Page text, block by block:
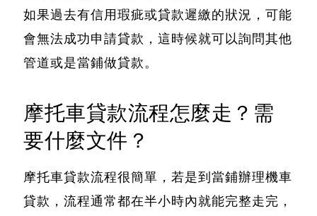
如果過去有信用瑕疵或貸款遲繳的狀況，可能
會無法成功申請貸款，這時候就可以詢問其他
管道或是當鋪做貸款。
摩托車貸款流程怎麼走？需
要什麼文件？
摩托車貸款流程很簡單，若是到當鋪辦理機車
貸款，流程通常都在半小時內就能完整走完，